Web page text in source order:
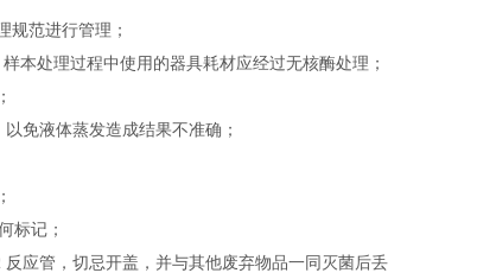
规范进行管理；
本处理过程中使用的器具耗材应经过无核酶处理；
免液体蒸发造成结果不准确；
标记；
应管，切忌开盖，并与其他废弃物品一同灭菌后丢